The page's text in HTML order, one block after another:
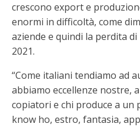
crescono export e
enormi in difficoltà, come
aziende e quindi la perdita
2021.
“Come italiani tendiamo ad
abbiamo eccellenze nostre,
copiatori e chi produce a
know ho, estro, fantasia,